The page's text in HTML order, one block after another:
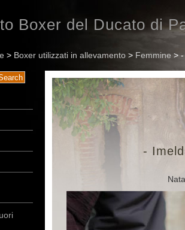
Boxer del Ducato di
> Boxer utilizzati in allevamento > Femmine >
-